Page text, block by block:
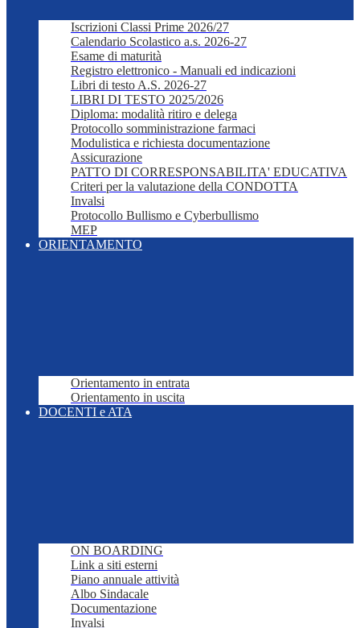
Iscrizioni Classi Prime 2026/27
Calendario Scolastico a.s. 2026-27
Esame di maturità
Registro elettronico - Manuali ed indicazioni
Libri di testo A.S. 2026-27
LIBRI DI TESTO 2025/2026
Diploma: modalità ritiro e delega
Protocollo somministrazione farmaci
Modulistica e richiesta documentazione
Assicurazione
PATTO DI CORRESPONSABILITA' EDUCATIVA
Criteri per la valutazione della CONDOTTA
Invalsi
Protocollo Bullismo e Cyberbullismo
MEP
ORIENTAMENTO
Orientamento in entrata
Orientamento in uscita
DOCENTI e ATA
ON BOARDING
Link a siti esterni
Piano annuale attività
Albo Sindacale
Documentazione
Invalsi